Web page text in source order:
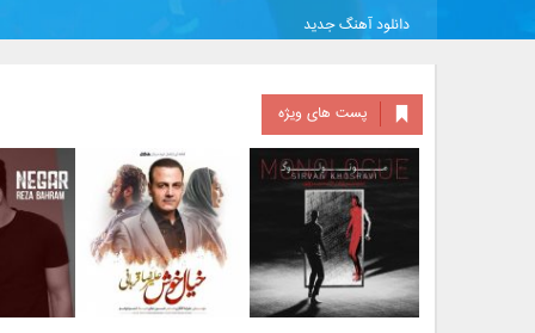
دانلود آهنگ جدید
پست های ویژه